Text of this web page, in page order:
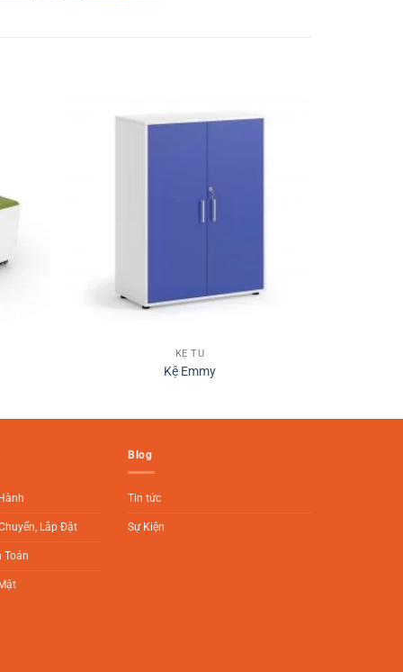
KỆ TỦ
Kệ Emmy
Lắp Đặt
Toán
Blog
Tin tức
Sự Kiện